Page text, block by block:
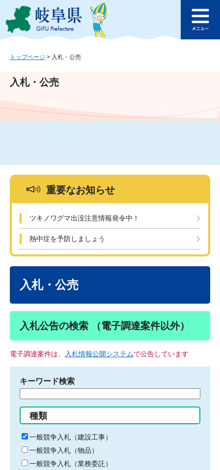
ジ
ュ
文
このページの本文へ
ュ
トップページ > 入札・公売
入札・公売
重要なお知らせ
ツキノワグマ出没注意情報発令中！
熱中症を予防しましょう
入札・公売
入札公告の検索 （電子調達案件以外）
電子調達案件は、 入札情報公開システムで公告しています
キーワード検索
る
キ
ー
ワ
ー
種類
一般競争入札（建設工事）
一般競争入札（物品）
一般競争入札（業務委託）